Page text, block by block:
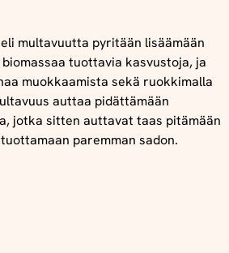
multavuutta pyritään lisäämään
tuottavia kasvustoja, ja
muokkaamista sekä ruokkimalla
auttaa pidättämään
jotka sitten auttavat taas pitämään
paremman sadon.